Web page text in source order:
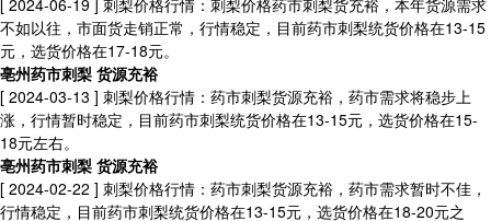
[ 2024-06-19 ] 刺梨价格行情：刺梨价格药市刺梨货充裕，本年货源需求
不如以往，市面货走销正常，行情稳定，目前药市刺梨统货价格在13-15
元，选货价格在17-18元。
亳州药市刺梨 货源充裕
[ 2024-03-13 ] 刺梨价格行情：药市刺梨货源充裕，药市需求将稳步上
涨，行情暂时稳定，目前药市刺梨统货价格在13-15元，选货价格在15-
18元左右。
亳州药市刺梨 货源充裕
[ 2024-02-22 ] 刺梨价格行情：药市刺梨货源充裕，药市需求暂时不佳，
行情稳定，目前药市刺梨统货价格在13-15元，选货价格在18-20元之